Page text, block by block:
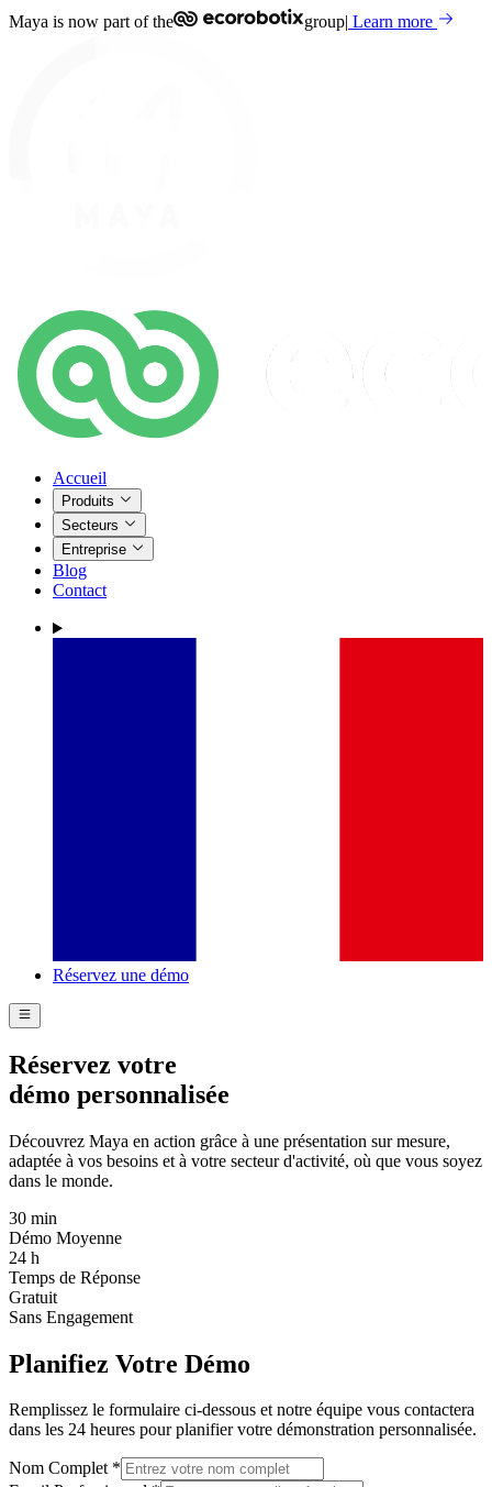
Maya is now part of the group| Learn more
Accueil
Produits
Secteurs
Entreprise
Blog
Contact
Réservez une démo
Réservez votre
démo personnalisée
Découvrez Maya en action grâce à une présentation sur mesure,
adaptée à vos besoins et à votre secteur d'activité, où que vous soyez
dans le monde.
30 min
Démo Moyenne
24 h
Temps de Réponse
Gratuit
Sans Engagement
Planifiez Votre Démo
Remplissez le formulaire ci-dessous et notre équipe vous contactera
dans les 24 heures pour planifier votre démonstration personnalisée.
Nom Complet *